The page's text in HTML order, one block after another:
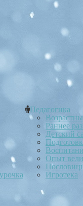
Педагогика
Раннее
Детский
Опыт
Игротека